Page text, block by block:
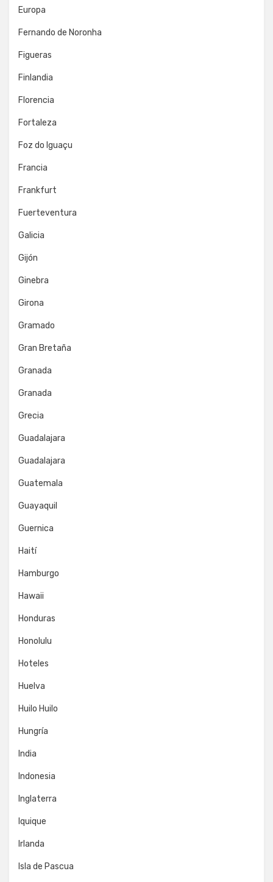
Europa
Fernando de Noronha
Figueras
Finlandia
Florencia
Fortaleza
Foz do Iguaçu
Francia
Frankfurt
Fuerteventura
Galicia
Gijón
Ginebra
Girona
Gramado
Gran Bretaña
Granada
Granada
Grecia
Guadalajara
Guadalajara
Guatemala
Guayaquil
Guernica
Haití
Hamburgo
Hawaii
Honduras
Honolulu
Hoteles
Huelva
Huilo Huilo
Hungría
India
Indonesia
Inglaterra
Iquique
Irlanda
Isla de Pascua